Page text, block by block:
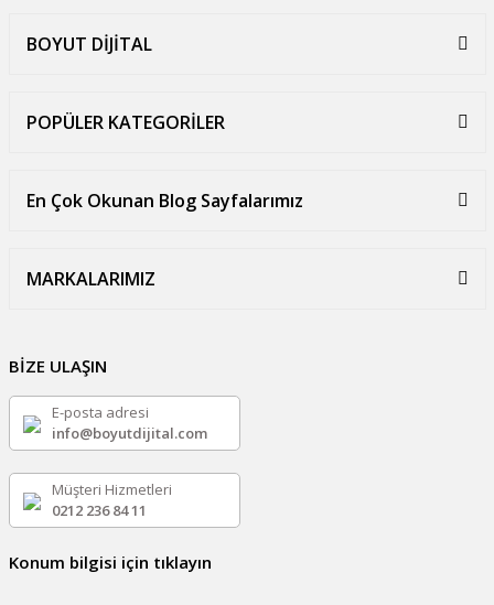
BOYUT DİJİTAL
POPÜLER KATEGORİLER
En Çok Okunan Blog Sayfalarımız
MARKALARIMIZ
BİZE ULAŞIN
E-posta adresi
info@boyutdijital.com
Müşteri Hizmetleri
0212 236 84 11
Konum bilgisi için tıklayın